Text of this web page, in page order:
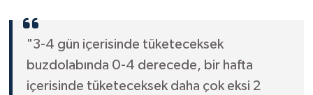
"3-4 gün içerisinde tüketeceksek
buzdolabında 0-4 derecede, bir hafta
içerisinde tüketeceksek daha çok eksi 2